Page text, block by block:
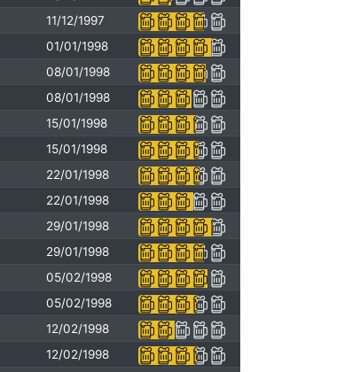
11/12/1997
01/01/1998
08/01/1998
08/01/1998
15/01/1998
15/01/1998
22/01/1998
22/01/1998
29/01/1998
29/01/1998
05/02/1998
05/02/1998
12/02/1998
12/02/1998